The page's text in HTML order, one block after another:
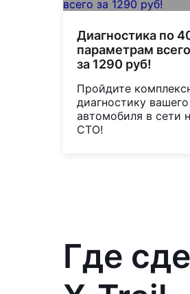
Диагностика по
параметрам всего
за 1290 руб!
Пройдите
диагностику вашего
автомобиля в сети
СТО!
Где